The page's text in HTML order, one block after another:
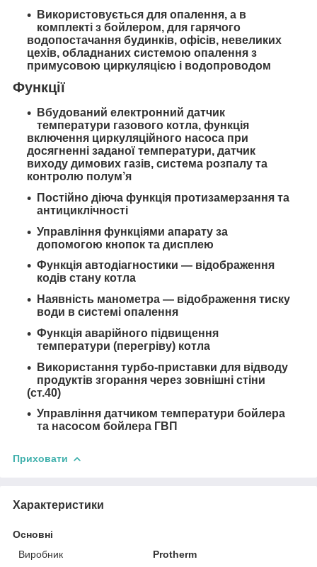
Використовується для опалення, а в
комплекті з бойлером, для гарячого
водопостачання будинків, офісів, невеликих
цехів, обладнаних системою опалення з
примусовою циркуляцією і водопроводом
Функції
Вбудований електронний датчик
температури газового котла, функція
включення циркуляційного насоса при
досягненні заданої температури, датчик
виходу димових газів, система розпалу та
контролю полум’я
Постійно діюча функція протизамерзання та
антициклічності
Управління функціями апарату за
допомогою кнопок та дисплею
Функція автодіагностики — відображення
кодів стану котла
Наявність манометра — відображення тиску
води в системі опалення
Функція аварійного підвищення
температури (перегріву) котла
Використання турбо-приставки для відводу
продуктів згорання через зовнішні стіни
(ст.40)
Управління датчиком температури бойлера
та насосом бойлера ГВП
Приховати
Характеристики
Основні
Виробник
Protherm